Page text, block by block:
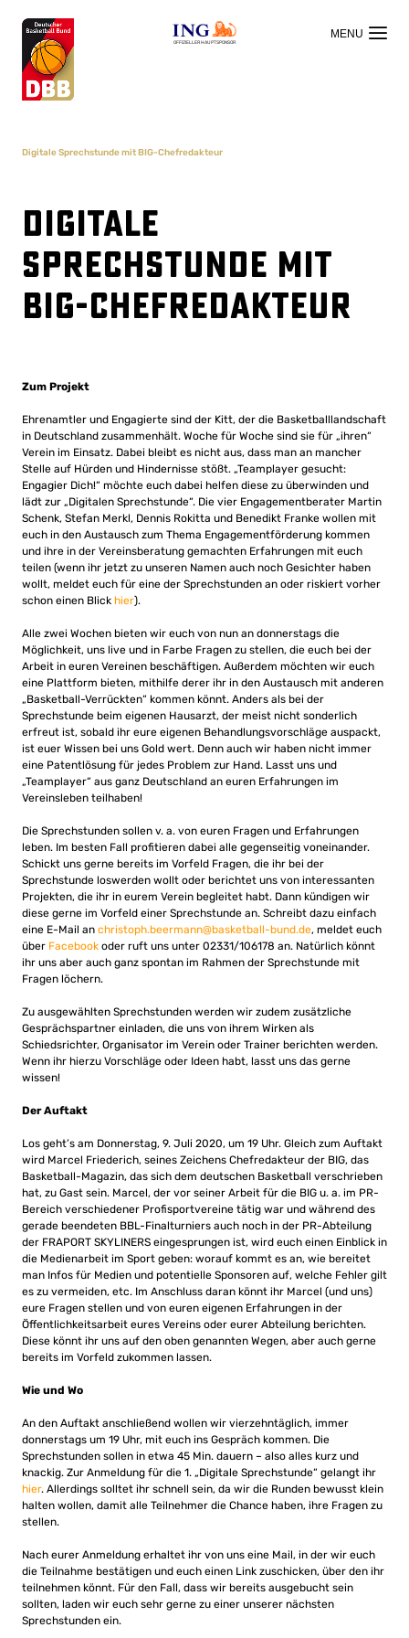
OFFIZIELLER HAUPTSPONSOR
Digitale Sprechstunde mit BIG-Chefredakteur
Digitale
Sprechstunde mit
BIG-Chefredakteur
Zum Projekt
Ehrenamtler und Engagierte sind der Kitt, der die Basketballlandschaft
in Deutschland zusammenhält. Woche für Woche sind sie für „ihren“
Verein im Einsatz. Dabei bleibt es nicht aus, dass man an mancher
Stelle auf Hürden und Hindernisse stößt. „Teamplayer gesucht:
Engagier Dich!“ möchte euch dabei helfen diese zu überwinden und
lädt zur „Digitalen Sprechstunde“. Die vier Engagementberater Martin
Schenk, Stefan Merkl, Dennis Rokitta und Benedikt Franke wollen mit
euch in den Austausch zum Thema Engagementförderung kommen
und ihre in der Vereinsberatung gemachten Erfahrungen mit euch
teilen (wenn ihr jetzt zu unseren Namen auch noch Gesichter haben
wollt, meldet euch für eine der Sprechstunden an oder riskiert vorher
schon einen Blick hier).
Alle zwei Wochen bieten wir euch von nun an donnerstags die
Möglichkeit, uns live und in Farbe Fragen zu stellen, die euch bei der
Arbeit in euren Vereinen beschäftigen. Außerdem möchten wir euch
eine Plattform bieten, mithilfe derer ihr in den Austausch mit anderen
„Basketball-Verrückten“ kommen könnt. Anders als bei der
Sprechstunde beim eigenen Hausarzt, der meist nicht sonderlich
erfreut ist, sobald ihr eure eigenen Behandlungsvorschläge auspackt,
ist euer Wissen bei uns Gold wert. Denn auch wir haben nicht immer
eine Patentlösung für jedes Problem zur Hand. Lasst uns und
„Teamplayer“ aus ganz Deutschland an euren Erfahrungen im
Vereinsleben teilhaben!
Die Sprechstunden sollen v. a. von euren Fragen und Erfahrungen
leben. Im besten Fall profitieren dabei alle gegenseitig voneinander.
Schickt uns gerne bereits im Vorfeld Fragen, die ihr bei der
Sprechstunde loswerden wollt oder berichtet uns von interessanten
Projekten, die ihr in eurem Verein begleitet habt. Dann kündigen wir
diese gerne im Vorfeld einer Sprechstunde an. Schreibt dazu einfach
eine E-Mail an christoph.beermann@basketball-bund.de, meldet euch
über Facebook oder ruft uns unter 02331/106178 an. Natürlich könnt
ihr uns aber auch ganz spontan im Rahmen der Sprechstunde mit
Fragen löchern.
Zu ausgewählten Sprechstunden werden wir zudem zusätzliche
Gesprächspartner einladen, die uns von ihrem Wirken als
Schiedsrichter, Organisator im Verein oder Trainer berichten werden.
Wenn ihr hierzu Vorschläge oder Ideen habt, lasst uns das gerne
wissen!
Der Auftakt
Los geht’s am Donnerstag, 9. Juli 2020, um 19 Uhr. Gleich zum Auftakt
wird Marcel Friederich, seines Zeichens Chefredakteur der BIG, das
Basketball-Magazin, das sich dem deutschen Basketball verschrieben
hat, zu Gast sein. Marcel, der vor seiner Arbeit für die BIG u. a. im PR-
Bereich verschiedener Profisportvereine tätig war und während des
gerade beendeten BBL-Finalturniers auch noch in der PR-Abteilung
der FRAPORT SKYLINERS eingesprungen ist, wird euch einen Einblick in
die Medienarbeit im Sport geben: worauf kommt es an, wie bereitet
man Infos für Medien und potentielle Sponsoren auf, welche Fehler gilt
es zu vermeiden, etc. Im Anschluss daran könnt ihr Marcel (und uns)
eure Fragen stellen und von euren eigenen Erfahrungen in der
Öffentlichkeitsarbeit eures Vereins oder eurer Abteilung berichten.
Diese könnt ihr uns auf den oben genannten Wegen, aber auch gerne
bereits im Vorfeld zukommen lassen.
Wie und Wo
An den Auftakt anschließend wollen wir vierzehntäglich, immer
donnerstags um 19 Uhr, mit euch ins Gespräch kommen. Die
Sprechstunden sollen in etwa 45 Min. dauern – also alles kurz und
knackig. Zur Anmeldung für die 1. „Digitale Sprechstunde“ gelangt ihr
hier. Allerdings solltet ihr schnell sein, da wir die Runden bewusst klein
halten wollen, damit alle Teilnehmer die Chance haben, ihre Fragen zu
stellen.
Nach eurer Anmeldung erhaltet ihr von uns eine Mail, in der wir euch
die Teilnahme bestätigen und euch einen Link zuschicken, über den ihr
teilnehmen könnt. Für den Fall, dass wir bereits ausgebucht sein
sollten, laden wir euch sehr gerne zu einer unserer nächsten
Sprechstunden ein.